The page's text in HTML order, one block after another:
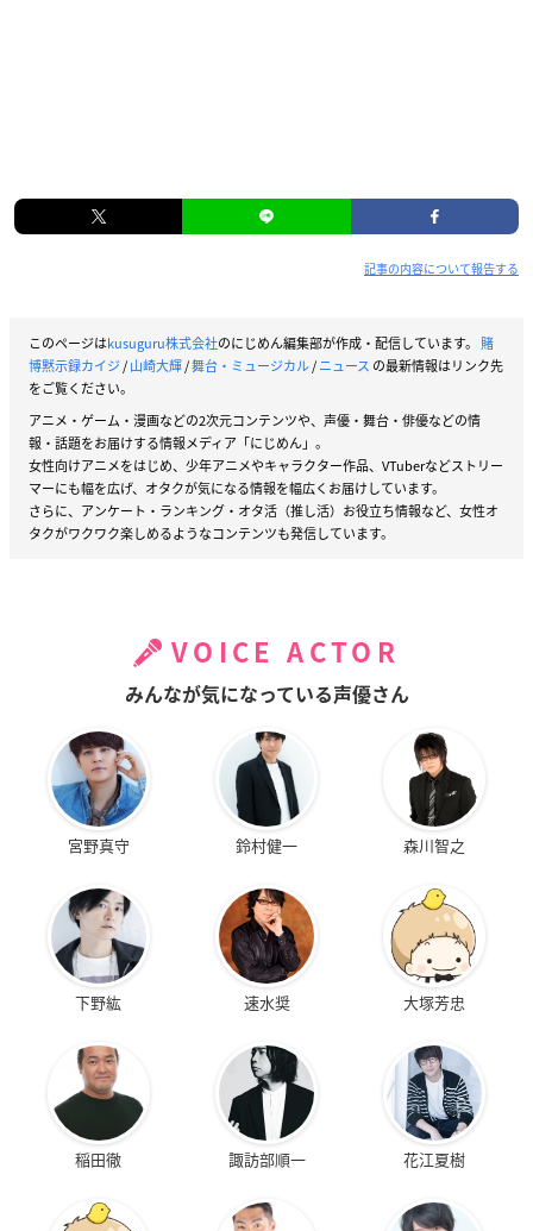
記事の内容について報告する
このページはkusuguru株式会社のにじめん編集部が作成・配信しています。 賭
博黙示録カイジ/山崎大輝/舞台・ミュージカル/ニュース の最新情報はリンク先
をご覧ください。
アニメ・ゲーム・漫画などの2次元コンテンツや、声優・舞台・俳優などの情
報・話題をお届けする情報メディア「にじめん」。
女性向けアニメをはじめ、少年アニメやキャラクター作品、VTuberなどストリー
マーにも幅を広げ、オタクが気になる情報を幅広くお届けしています。
さらに、アンケート・ランキング・オタ活（推し活）お役立ち情報など、女性オ
タクがワクワク楽しめるようなコンテンツも発信しています。
VOICE ACTOR
みんなが気になっている声優さん
宮野真守 鈴村健一 森川智之
下野紘 速水奨 大塚芳忠
稲田徹 諏訪部順一 花江夏樹